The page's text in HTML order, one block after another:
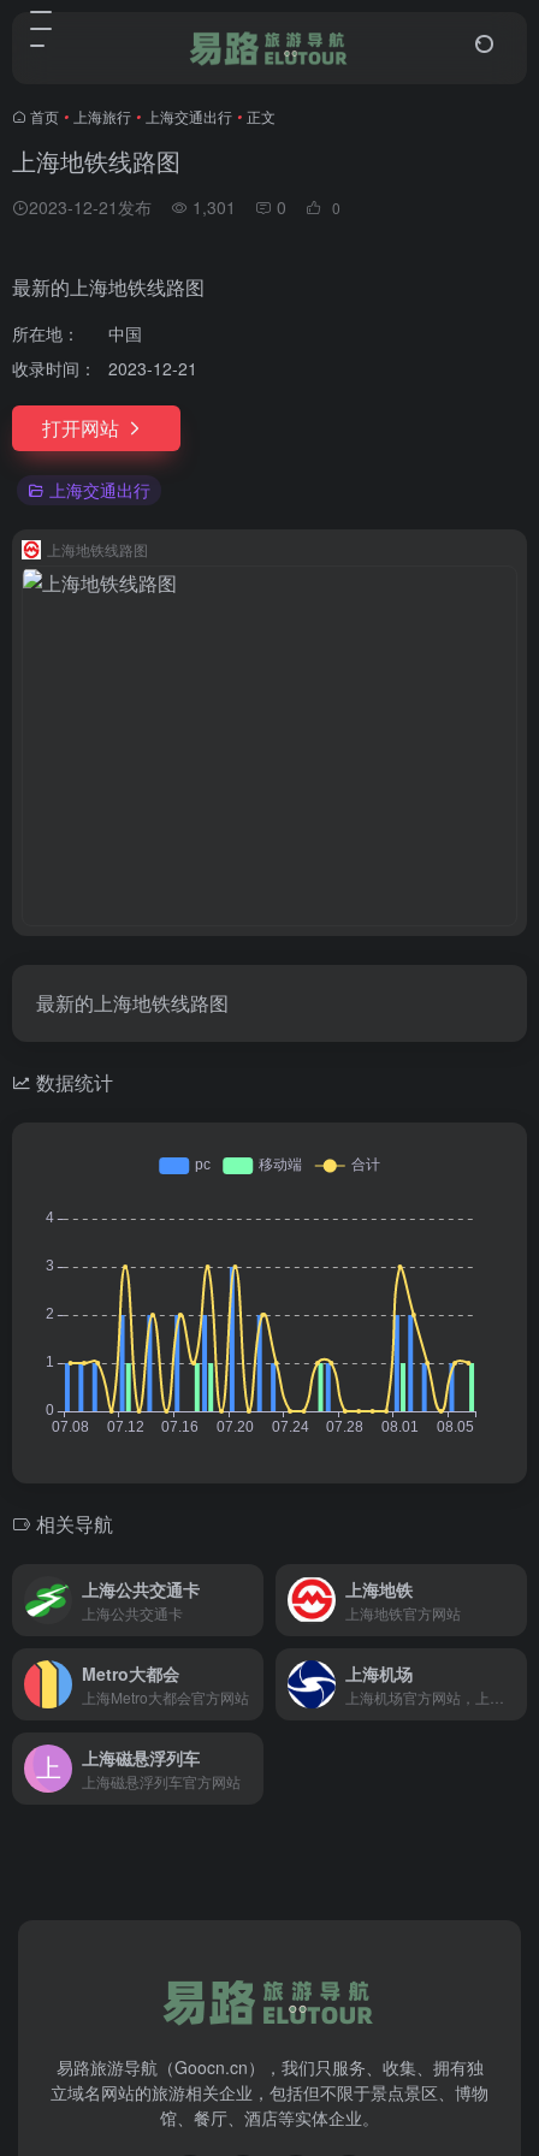
首页 • 上海旅行 • 上海交通出行 • 正文
上海地铁线路图
2023-12-21发布 1,301 0 0
最新的上海地铁线路图
所在地：
中国
收录时间：
2023-12-21
打开网站
上海交通出行
上海地铁线路图
最新的上海地铁线路图
数据统计
相关导航
上海公共交通卡
上海公共交通卡
上海地铁
上海地铁官方网站
Metro大都会
上海Metro大都会官方网站
上海机场
上海磁悬浮列车
上海磁悬浮列车官方网站
易路旅游导航（Goocn.cn），我们只服务、收集、拥有独
立域名网站的旅游相关企业，包括但不限于景点景区、博物
馆、餐厅、酒店等实体企业。